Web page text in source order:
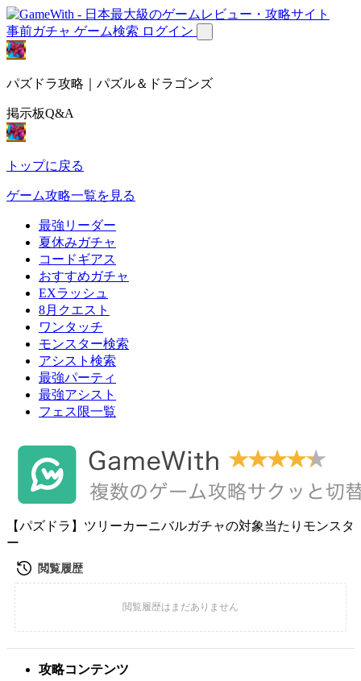
事前ガチャ ゲーム検索 ログイン
パズドラ攻略｜パズル＆ドラゴンズ
掲示板Q&A
トップに戻る
ゲーム攻略一覧を見る
最強リーダー
夏休みガチャ
コードギアス
おすすめガチャ
EXラッシュ
8月クエスト
ワンタッチ
モンスター検索
アシスト検索
最強パーティ
最強アシスト
フェス限一覧
【パズドラ】ツリーカーニバルガチャの対象当たりモンスタ
ー
攻略コンテンツ